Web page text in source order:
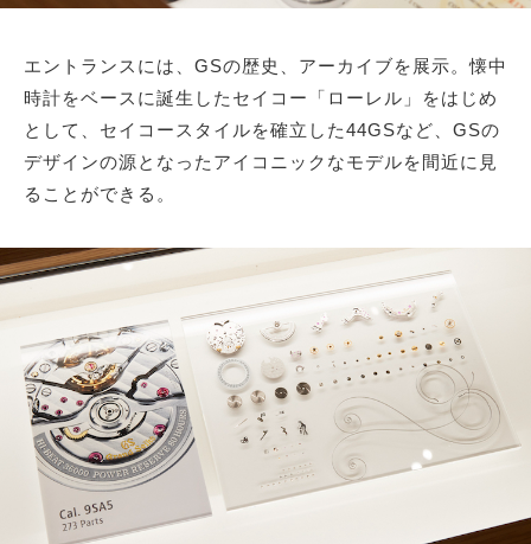
エントランスには、GSの歴史、アーカイブを展示。懐中
時計をベースに誕生したセイコー「ローレル」をはじめ
として、セイコースタイルを確立した44GSなど、GSの
デザインの源となったアイコニックなモデルを間近に見
ることができる。